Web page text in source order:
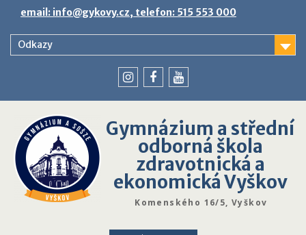
content
email: info@gykovy.cz, telefon: 515 553 000
Odkazy
Gymnázium a střední
odborná škola
zdravotnická a
ekonomická Vyškov
Komenského 16/5, Vyškov